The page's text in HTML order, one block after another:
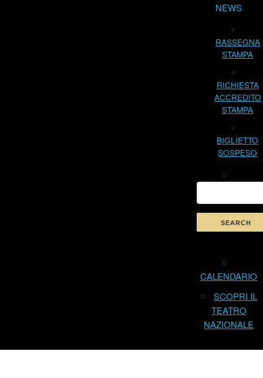
NEWS
RASSEGNA
STAMPA
RICHIESTA
ACCREDITO
STAMPA
BIGLIETTO
SOSPESO
CALENDARIO
SCOPRI IL
TEATRO
NAZIONALE